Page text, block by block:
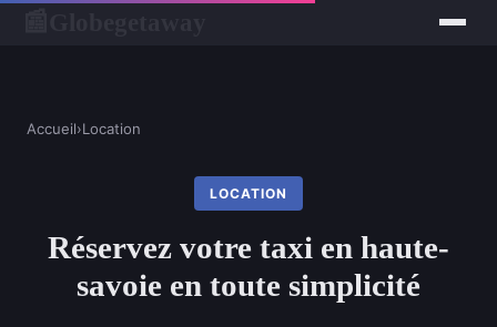
Accueil›Location
LOCATION
Réservez votre taxi en haute-
savoie en toute simplicité